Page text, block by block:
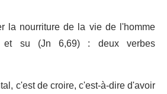
la nourriture de la vie de l'homme
su (Jn 6,69) : deux verbes
c'est de croire, c'est-à-dire d'avoir